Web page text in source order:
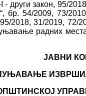
закон, 95/
бр. 54/2009, 73/
2018, 31/2019,
радних
ЈАВНИ